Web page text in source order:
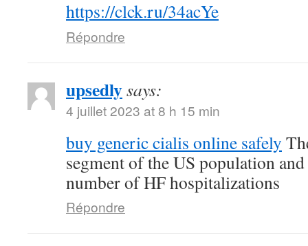
https://clck.ru/34acYe
Répondre
upsedlysays:
4 juillet 2023 at 8 h 15 min
buy generic cialis online safely
segment of the US population
number of HF hospitalizations
Répondre